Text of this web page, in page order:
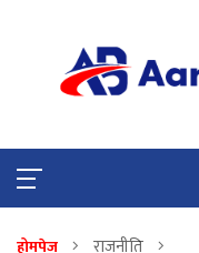
होमपेज
राजनीति